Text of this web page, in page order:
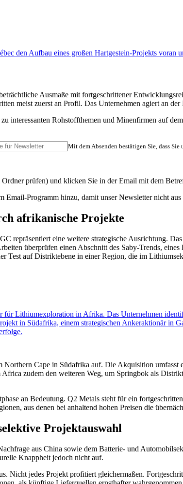
den Aufbau eines großen Hartgestein-Projekts voran
Ausmaße mit fortgeschrittener
meist zuerst an Profil. Das Unternehmen agiert an
interessanten Rohstoffthemen und Minenfirmen auf
Mit dem Absenden bestätigen Sie, dass Sie
prüfen) und klicken Sie in der Email mit dem
Email-Programm hinzu, damit unser Newsletter nicht
afrikanische Projekte
repräsentiert eine weitere strategische Ausrichtung.
überprüfen einen Abschnitt des Saby-Trends,
Test auf Distriktebene in einer Region, die im
Lithiumexploration in Afrika. Das Unternehmen
in Südafrika, einem strategischen Ankeraktionär
Cape in Südafrika auf. Die Akquisition
zudem den weiteren Weg, um Springbok als
an Bedeutung. Q2 Metals steht für ein
aus denen bei anhaltend hohen Preisen die
Projektauswahl
aus China sowie dem Batterie- und
Knappheit jedoch nicht auf.
Nicht jedes Projekt profitiert gleichermaßen.